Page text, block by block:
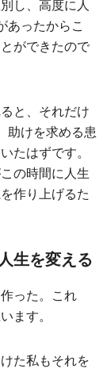
し、高度に人
あったからこ
ができたので
と、それだけ
助けを求める患
たはずです。
の時間に人生
作り上げるた
生を変える
った。これ
ます。
た私もそれを